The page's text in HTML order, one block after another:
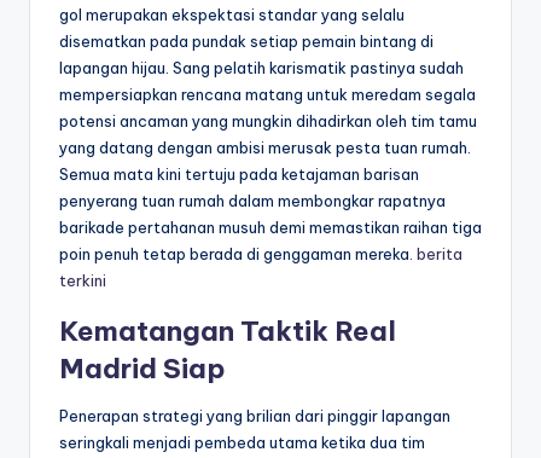
gol merupakan ekspektasi standar yang selalu
disematkan pada pundak setiap pemain bintang di
lapangan hijau. Sang pelatih karismatik pastinya sudah
mempersiapkan rencana matang untuk meredam segala
potensi ancaman yang mungkin dihadirkan oleh tim tamu
yang datang dengan ambisi merusak pesta tuan rumah.
Semua mata kini tertuju pada ketajaman barisan
penyerang tuan rumah dalam membongkar rapatnya
barikade pertahanan musuh demi memastikan raihan tiga
poin penuh tetap berada di genggaman mereka. berita
terkini
Kematangan Taktik Real
Madrid Siap
Penerapan strategi yang brilian dari pinggir lapangan
seringkali menjadi pembeda utama ketika dua tim